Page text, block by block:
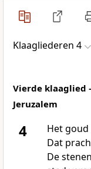
Klaagliederen 4
Vierde klaaglied
Jeruzalem
4
Het
Dat
De